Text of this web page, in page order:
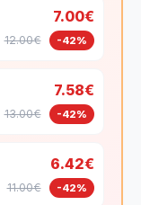
7.00€
12.00€ -42%
7.58€
13.00€ -42%
6.42€
11.00€ -42%